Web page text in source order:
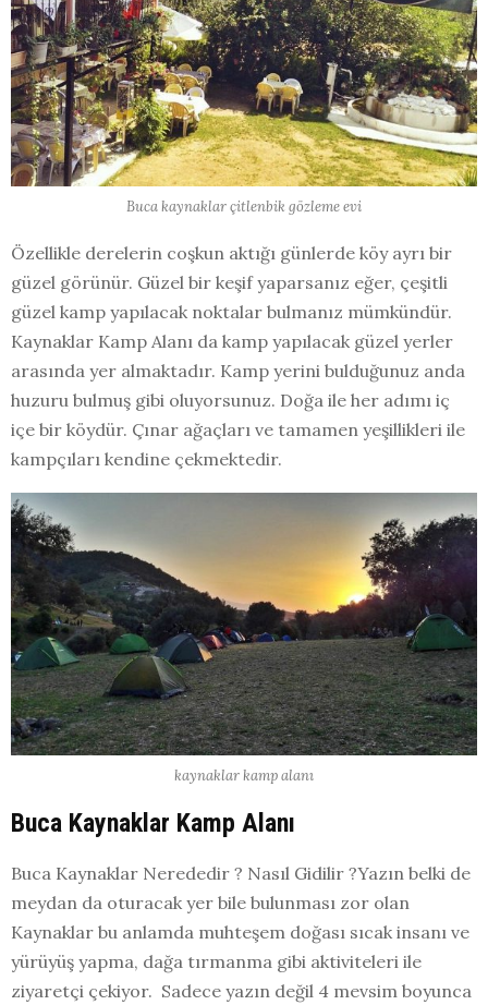
Buca kaynaklar çitlenbik gözleme evi
Özellikle derelerin coşkun aktığı günlerde köy ayrı bir
güzel görünür. Güzel bir keşif yaparsanız eğer, çeşitli
güzel kamp yapılacak noktalar bulmanız mümkündür.
Kaynaklar Kamp Alanı da kamp yapılacak güzel yerler
arasında yer almaktadır. Kamp yerini bulduğunuz anda
huzuru bulmuş gibi oluyorsunuz. Doğa ile her adımı iç
içe bir köydür. Çınar ağaçları ve tamamen yeşillikleri ile
kampçıları kendine çekmektedir.
kaynaklar kamp alanı
Buca Kaynaklar Kamp Alanı
Buca Kaynaklar Nerededir ? Nasıl Gidilir ?Yazın belki de
meydan da oturacak yer bile bulunması zor olan
Kaynaklar bu anlamda muhteşem doğası sıcak insanı ve
yürüyüş yapma, dağa tırmanma gibi aktiviteleri ile
ziyaretçi çekiyor. Sadece yazın değil 4 mevsim boyunca